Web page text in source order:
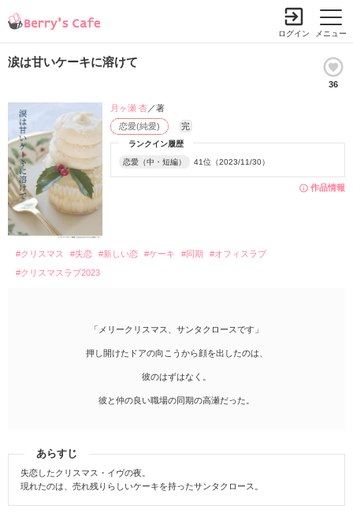
メニュー
ログイン
涙は甘いケーキに溶けて
36
作品情報
ランクイン履歴
恋愛（中・短編） 41位（2023/11/30）
恋愛(純愛) 完
月ヶ瀬 杏／著
#クリスマス #失恋 #新しい恋 #ケーキ #同期
#オフィスラブ
#クリスマスラブ2023
「メリークリスマス、サンタクロースです」
押し開けたドアの向こうから顔を出したのは、
彼のはずはなく。
彼と仲の良い職場の同期の高瀬だった。
あらすじ
失恋したクリスマス・イヴの夜。
現れたのは、売れ残りらしいケーキを持ったサンタクロース。